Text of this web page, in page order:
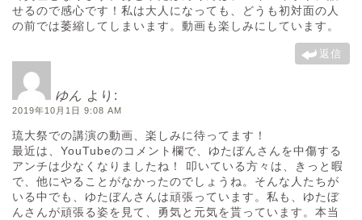
せるので感心です！私は大人になっても、どうも初対面の人
の前では萎縮してしまいます。動画も楽しみにしています。
返信
ゆん より:
2019年10月1日 9:08 AM
琉大祭での講演の動画、楽しみに待ってます！
最近は、YouTubeのコメント欄で、ゆたぼんさんを中傷する
アンチは少なくなりましたね！ 叩いている方々は、きっと暇
で、他にやることがなかったのでしょうね。そんな人たちが
いる中でも、ゆたぼんさんは頑張っています。私も、ゆたぼ
んさんが頑張る姿を見て、勇気と元気を貰っています。本当